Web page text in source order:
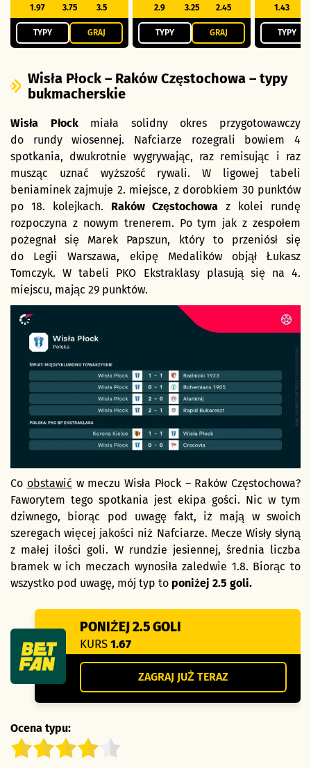
1.97 3.75 3.5
TYPY GRAJ
2.9 3.25 2.45
TYPY GRAJ
1.43
TYPY
Wisła Płock – Raków Częstochowa – typy
bukmacherskie
Wisła Płock miała solidny okres przygotowawczy
do rundy wiosennej. Nafciarze rozegrali bowiem 4
spotkania, dwukrotnie wygrywając, raz remisując i raz
musząc uznać wyższość rywali. W ligowej tabeli
beniaminek zajmuje 2. miejsce, z dorobkiem 30 punktów
po 18. kolejkach. Raków Częstochowaz kolei rundę
rozpoczyna z nowym trenerem. Po tym jak z zespołem
pożegnał się Marek Papszun, który to przeniósł się
do Legii Warszawa, ekipę Medalików objął Łukasz
Tomczyk. W tabeli PKO Ekstraklasy plasują się na 4.
miejscu, mając 29 punktów.
Co obstawić w meczu Wisła Płock – Raków Częstochowa?
Faworytem tego spotkania jest ekipa gości. Nic w tym
dziwnego, biorąc pod uwagę fakt, iż mają w swoich
szeregach więcej jakości niż Nafciarze. Mecze Wisły słyną
z małej ilości goli. W rundzie jesiennej, średnia liczba
bramek w ich meczach wynosiła zaledwie 1.8. Biorąc to
wszystko pod uwagę, mój typ to poniżej 2.5 goli.
PONIŻEJ 2.5 GOLI
KURS 1.67
ZAGRAJ JUŻ TERAZ
Ocena typu: